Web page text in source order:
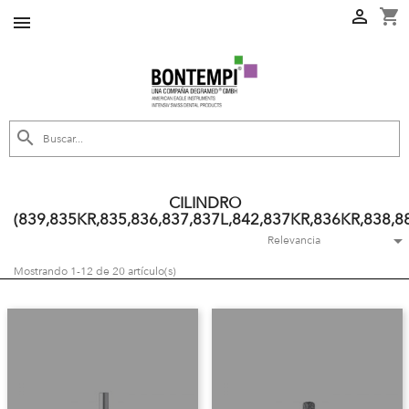
 shopping_cart


CILINDRO
Relevancia 
Mostrando 1-12 de 20 artículo(s)